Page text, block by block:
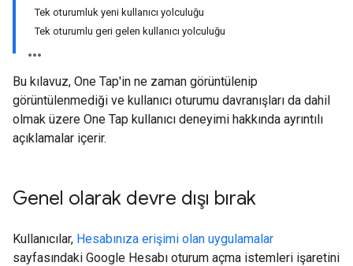
Tek oturumluk yeni kullanıcı yolculuğu
Tek oturumlu geri gelen kullanıcı yolculuğu
Bu kılavuz, One Tap'in ne zaman görüntülenip
görüntülenmediği ve kullanıcı oturumu davranışları da dahil
olmak üzere One Tap kullanıcı deneyimi hakkında ayrıntılı
açıklamalar içerir.
Genel olarak devre dışı bırak
Kullanıcılar, Hesabınıza erişimi olan uygulamalar
sayfasındaki Google Hesabı oturum açma istemleri işaretini